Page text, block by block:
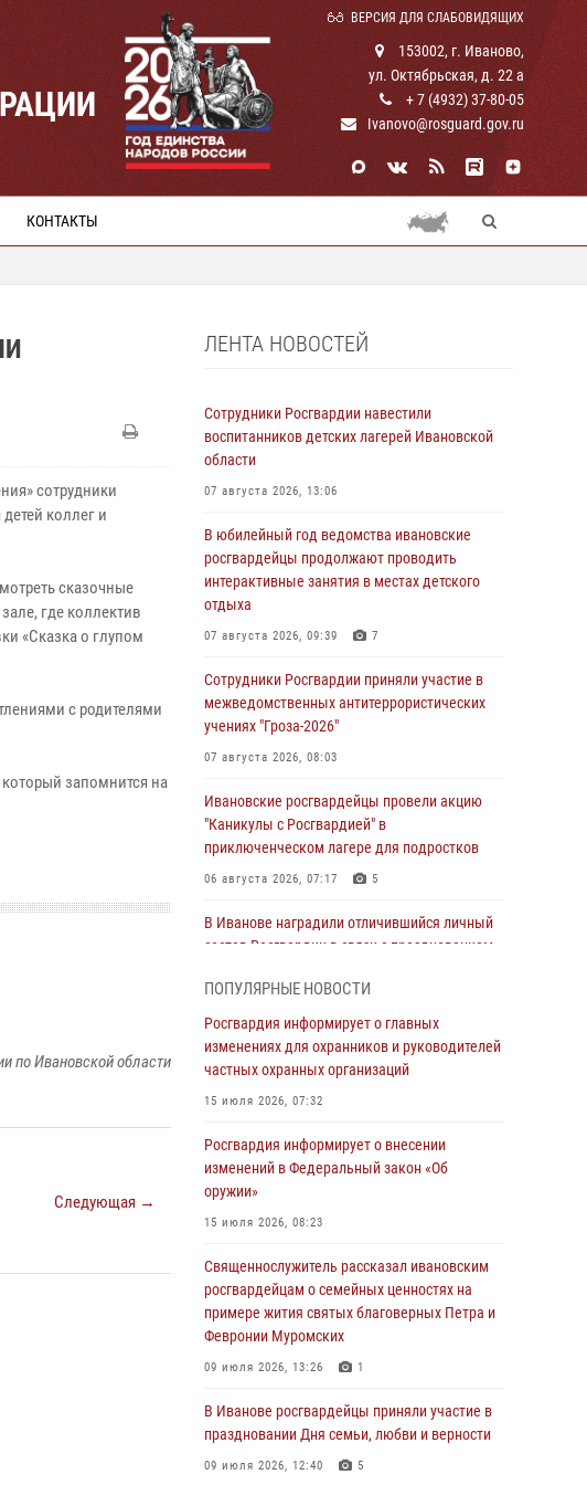
ВЕРСИЯ ДЛЯ СЛАБОВИДЯЩИХ
153002, г. Иваново,
ул. Октябрьская, д. 22 а
+ 7 (4932) 37-80-05
Ivanovo@rosguard.gov.ru
КОНТАКТЫ
сотрудники
коллег и
сказочные
где коллектив
«Сказка о глупом
с родителями
запомнится на
по Ивановской области
Следующая →
ЛЕНТА НОВОСТЕЙ
Сотрудники Росгвардии навестили
воспитанников детских лагерей Ивановской
области
07 августа 2026, 13:06
В юбилейный год ведомства ивановские
росгвардейцы продолжают проводить
интерактивные занятия в местах детского
отдыха
07 августа 2026, 09:39 7
Сотрудники Росгвардии приняли участие в
межведомственных антитеррористических
учениях "Гроза-2026"
07 августа 2026, 08:03
Ивановские росгвардейцы провели акцию
"Каникулы с Росгвардией" в
приключенческом лагере для подростков
06 августа 2026, 07:17 5
В Иванове наградили отличившийся личный
состав Росгвардии в связи с празднованием
В Иванове росгвардейцы оказали помощь
пожилому мужчине, которому стало плохо во
В Иванове личный состав Росгвардии принял
участие в торжественных мероприятиях,
02 августа 2026, 11:46 13
Мероприятия в рамках акции «Каникулы с
Росгвардией» продолжаются в Ивановской
В Ивановской области при содействии
Росгвардии задержаны подозреваемые в
ПОПУЛЯРНЫЕ НОВОСТИ
Росгвардия информирует о главных
изменениях для охранников и руководителей
частных охранных организаций
15 июля 2026, 07:32
Росгвардия информирует о внесении
изменений в Федеральный закон «Об
оружии»
15 июля 2026, 08:23
Священнослужитель рассказал ивановским
росгвардейцам о семейных ценностях на
примере жития святых благоверных Петра и
Февронии Муромских
09 июля 2026, 13:26 1
В Иванове росгвардейцы приняли участие в
праздновании Дня семьи, любви и верности
09 июля 2026, 12:40 5